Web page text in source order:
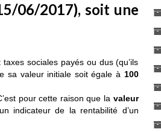
06/2017), soit une
sociales payés ou dus (qu’ils
sa valeur initiale soit égale à 100
pour cette raison que la valeur
indicateur de la rentabilité d’un